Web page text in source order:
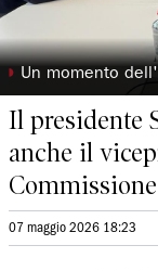
◗ Un momento
Il presidente
anche il
07 maggio 2026 18:23